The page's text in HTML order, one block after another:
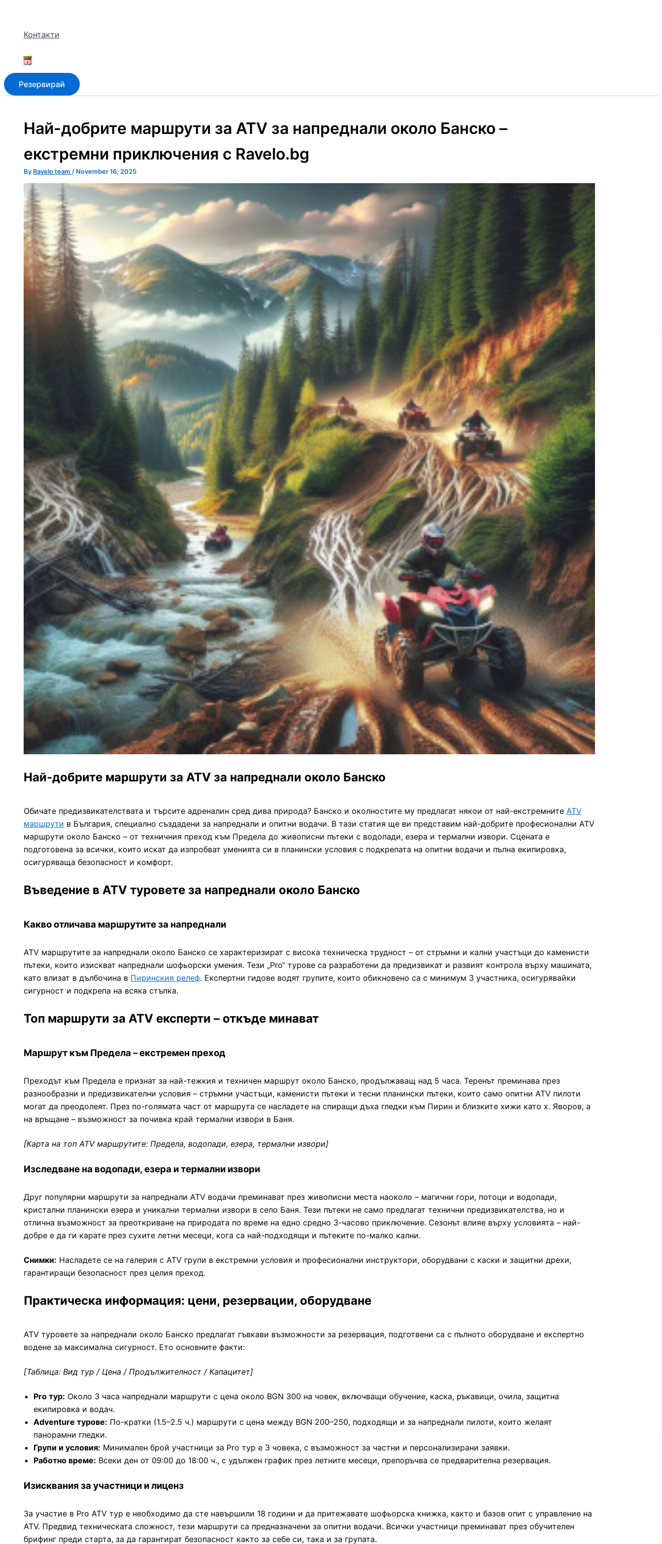
Контакти
Резервирай
Най-добрите маршрути за ATV за напреднали около Банско –
екстремни приключения с Ravelo.bg
By Ravelo team / November 16, 2025
Най-добрите маршрути за ATV за напреднали около Банско
Обичате предизвикателствата и търсите адреналин сред дива природа? Банско и околностите му предлагат някои от най-екстремните ATV
маршрути в България, специално създадени за напреднали и опитни водачи. В тази статия ще ви представим най-добрите професионални ATV
маршрути около Банско – от техничния преход към Предела до живописни пътеки с водопади, езера и термални извори. Сцената е
подготовена за всички, които искат да изпробват уменията си в планински условия с подкрепата на опитни водачи и пълна екипировка,
осигуряваща безопасност и комфорт.
Въведение в ATV туровете за напреднали около Банско
Какво отличава маршрутите за напреднали
ATV маршрутите за напреднали около Банско се характеризират с висока техническа трудност – от стръмни и кални участъци до каменисти
пътеки, които изискват напреднали шофьорски умения. Тези „Pro“ турове са разработени да предизвикат и развият контрола върху машината,
като влизат в дълбочина в Пиринския релеф. Експертни гидове водят групите, които обикновено са с минимум 3 участника, осигурявайки
сигурност и подкрепа на всяка стъпка.
Топ маршрути за ATV експерти – откъде минават
Маршрут към Предела – екстремен преход
Преходът към Предела е признат за най-тежкия и техничен маршрут около Банско, продължаващ над 5 часа. Теренът преминава през
разнообразни и предизвикателни условия – стръмни участъци, каменисти пътеки и тесни планински пътеки, които само опитни ATV пилоти
могат да преодолеят. През по-голямата част от маршрута се насладете на спиращи дъха гледки към Пирин и близките хижи като х. Яворов, а
на връщане – възможност за почивка край термални извори в Баня.
[Карта на топ ATV маршрутите: Предела, водопади, езера, термални извори]
Изследване на водопади, езера и термални извори
Друг популярни маршрути за напреднали ATV водачи преминават през живописни места наоколо – магични гори, потоци и водопади,
кристални планински езера и уникални термални извори в село Баня. Тези пътеки не само предлагат технични предизвикателства, но и
отлична възможност за преоткриване на природата по време на едно средно 3-часово приключение. Сезонът влияе върху условията – най-
добре е да ги карате през сухите летни месеци, кога са най-подходящи и пътеките по-малко кални.
Снимки: Насладете се на галерия с ATV групи в екстремни условия и професионални инструктори, оборудвани с каски и защитни дрехи,
гарантиращи безопасност през целия преход.
Практическа информация: цени, резервации, оборудване
ATV туровете за напреднали около Банско предлагат гъвкави възможности за резервация, подготвени са с пълното оборудване и експертно
водене за максимална сигурност. Ето основните факти:
[Таблица: Вид тур / Цена / Продължителност / Капацитет]
Pro тур: Около 3 часа напреднали маршрути с цена около BGN 300 на човек, включващи обучение, каска, ръкавици, очила, защитна
екипировка и водач.
Adventure турове: По-кратки (1.5–2.5 ч.) маршрути с цена между BGN 200–250, подходящи и за напреднали пилоти, които желаят
панорамни гледки.
Групи и условия: Минимален брой участници за Pro тур е 3 човека, с възможност за частни и персонализирани заявки.
Работно време: Всеки ден от 09:00 до 18:00 ч., с удължен график през летните месеци, препоръчва се предварителна резервация.
Изисквания за участници и лиценз
За участие в Pro ATV тур е необходимо да сте навършили 18 години и да притежавате шофьорска книжка, както и базов опит с управление на
ATV. Предвид техническата сложност, тези маршрути са предназначени за опитни водачи. Всички участници преминават през обучителен
брифинг преди старта, за да гарантират безопасност както за себе си, така и за групата.